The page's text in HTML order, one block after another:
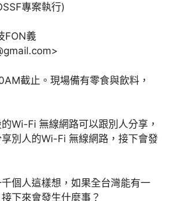
專案執行)
FON義
>
截止。現場備有零食與飲料，
Wi-Fi 無線網路可以跟別人分享，
別人的Wi-Fi 無線網路，接下會發
個人這樣想，如果全台灣能有一
下來會發生什麼事？